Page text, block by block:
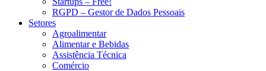
RGPD – Gestor de Dados Pessoais
Setores
Agroalimentar
Alimentar e Bebidas
Assistência Técnica
Comércio